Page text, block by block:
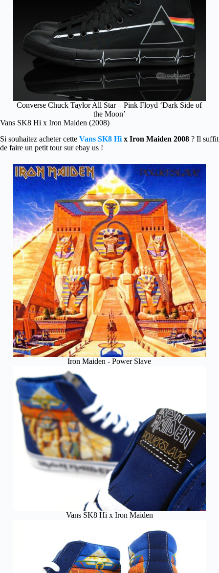
Converse Chuck Taylor All Star – Pink Floyd ‘Dark Side of
the Moon’
Vans SK8 Hi x Iron Maiden (2008)
Si souhaitez acheter cette Vans SK8 Hi x Iron Maiden 2008 ? Il suffit
de faire un petit tour sur ebay us !
Iron Maiden - Power Slave
Vans SK8 Hi x Iron Maiden